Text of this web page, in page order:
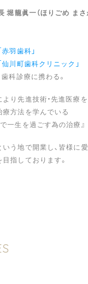
堀籠眞一（ほりごめ まさ
羽歯科」
川町歯科クリニック」
科診療に携わる。
り先進技術・先進医療を
方法を学んでいる
一生を過ごす為の治療』
う地で開業し、皆様に
指しております。